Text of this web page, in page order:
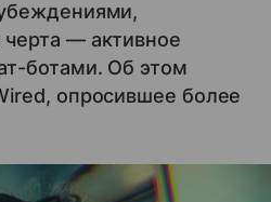
— активное
ботами. Об этом
опросившее более